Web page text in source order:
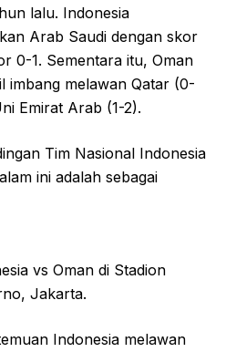
lalu. Indonesia
Arab Saudi dengan skor
0-1. Sementara itu, Oman
imbang melawan Qatar (0-
Emirat Arab (1-2).
Tim Nasional Indonesia
ini adalah sebagai
vs Oman di Stadion
Jakarta.
Indonesia melawan